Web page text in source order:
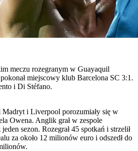
meczu rozegranym w Guayaquil
miejscowy klub Barcelona SC 3:1.
i Di Stéfano.
Madryt i Liverpool porozumiały się w
Owena. Anglik grał w zespole
sezon. Rozegrał 45 spotkań i strzelił
za około 12 milionów euro i odszedł do